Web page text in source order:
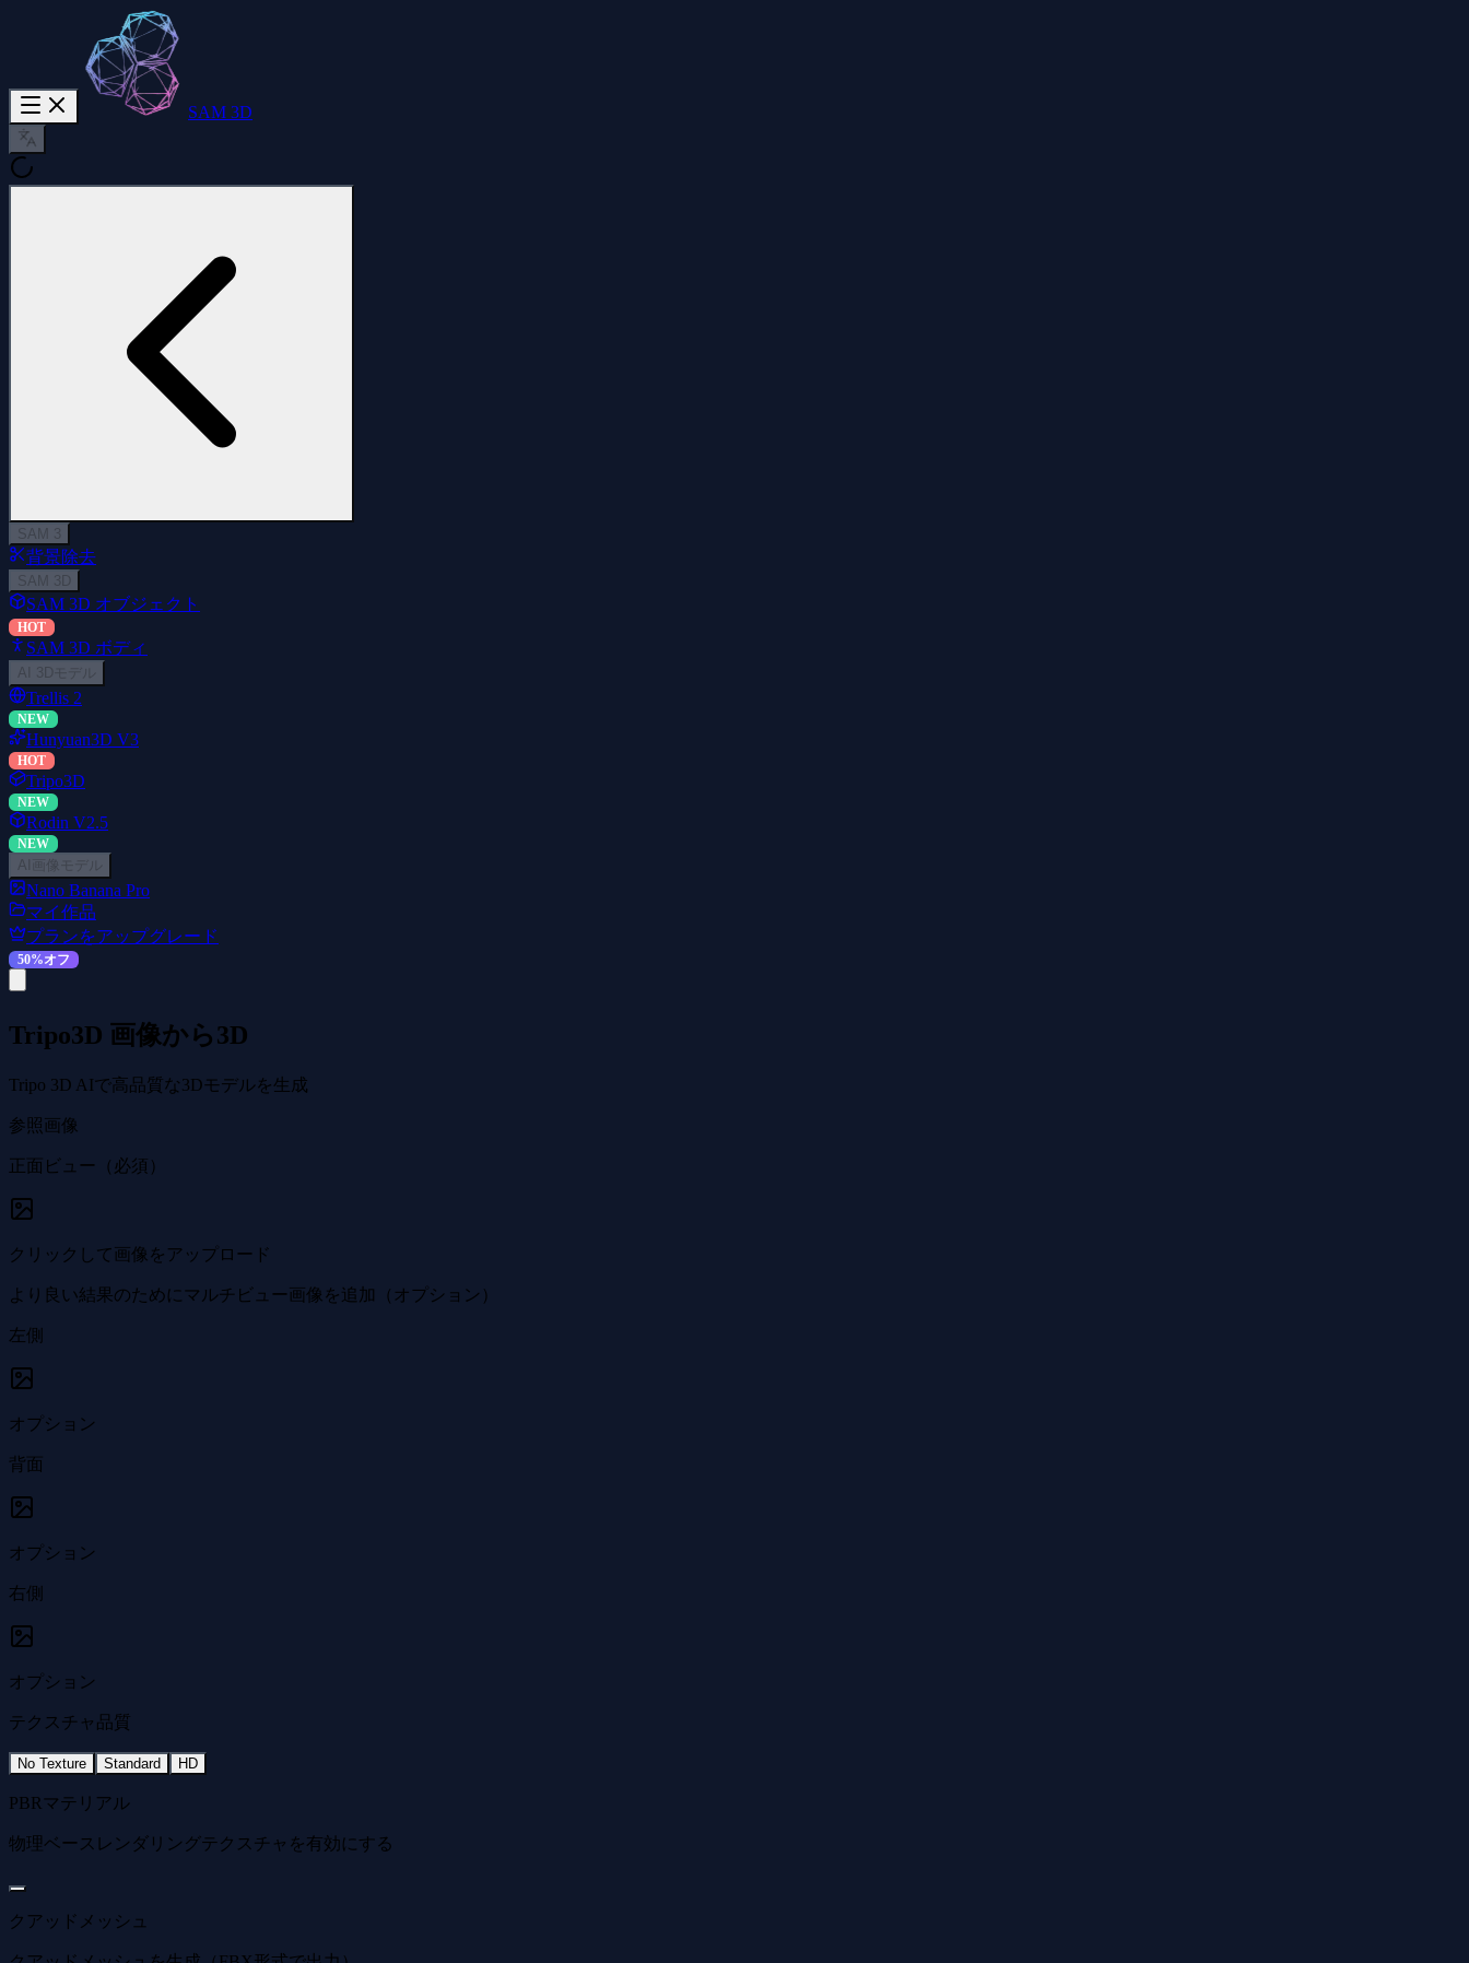
SAM 3D
SAM 3
背景除去
SAM 3D
SAM 3D オブジェクト
HOT
SAM 3D ボディ
AI 3Dモデル
Trellis 2
NEW
Hunyuan3D V3
HOT
Tripo3D
NEW
Rodin V2.5
NEW
AI画像モデル
Nano Banana Pro
マイ作品
プランをアップグレード
50%オフ
Tripo3D 画像から3D
Tripo 3D AIで高品質な3Dモデルを生成
参照画像
正面ビュー（必須）
クリックして画像をアップロード
より良い結果のためにマルチビュー画像を追加（オプション）
左側
オプション
背面
オプション
右側
オプション
テクスチャ品質
No Texture Standard HD
PBRマテリアル
物理ベースレンダリングテクスチャを有効にする
クアッドメッシュ